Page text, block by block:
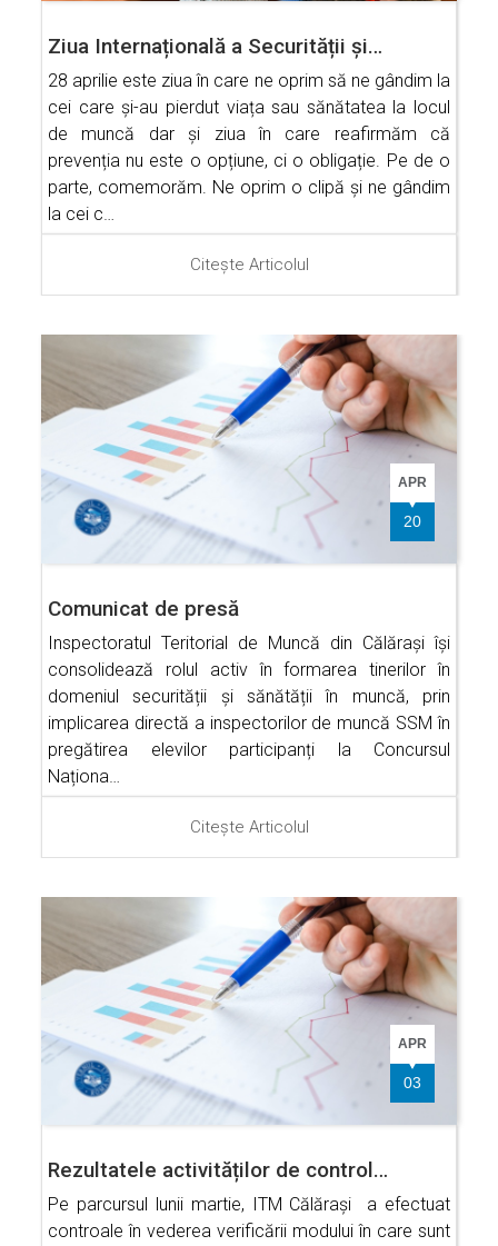
Ziua Internațională a Securității și…
28 aprilie este ziua în care ne oprim să ne gândim la
cei care și-au pierdut viața sau sănătatea la locul
de muncă dar și ziua în care reafirmăm că
prevenția nu este o opțiune, ci o obligație. Pe de o
parte, comemorăm. Ne oprim o clipă și ne gândim
la cei c…
Citește Articolul
APR
20
Comunicat de presă
Inspectoratul Teritorial de Muncă din Călărași își
consolidează rolul activ în formarea tinerilor în
domeniul securității și sănătății în muncă, prin
implicarea directă a inspectorilor de muncă SSM în
pregătirea elevilor participanți la Concursul
Naționa…
Citește Articolul
APR
03
Rezultatele activităților de control…
Pe parcursul lunii martie, ITM Călărași a efectuat
controale în vederea verificării modului în care sunt